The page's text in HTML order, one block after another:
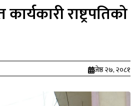
कार्यकारी राष्ट्रपतिको
जेष्ठ २७, २०८१